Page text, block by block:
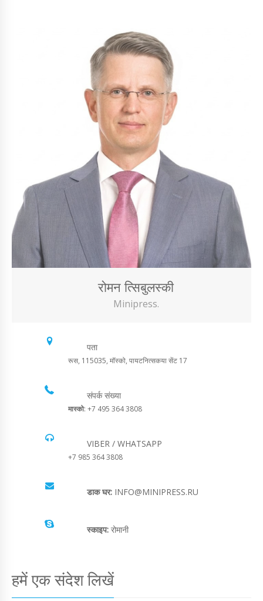
रोमन त्सिबुलस्की
Minipress.
पता
रूस, 115035, मॉस्को, पायटनित्सकया सेंट 17
संपर्क संख्या
मास्को: +7 495 364 3808
VIBER / WHATSAPP
+7 985 364 3808
डाक घर: INFO@MINIPRESS.RU
स्काइप: रोमानी
हमें एक संदेश लिखें